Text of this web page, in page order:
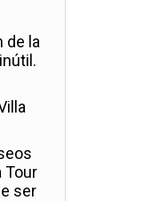
de la
Tour
ser